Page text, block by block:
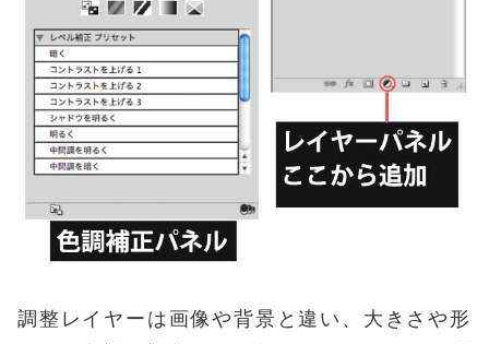
調整レイヤーは画像や背景と違い、大きさや形